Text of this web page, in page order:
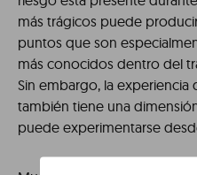
más trágicos puede
puntos que son
más conocidos dentro del
Sin embargo, la
también tiene una
puede experimentarse